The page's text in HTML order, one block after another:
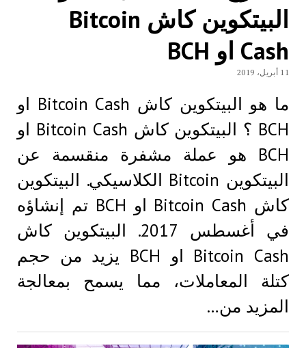
البيتكوين كاش Bitcoin
Cash او BCH
11 أبريل، 2019
ما هو البيتكوين كاش Bitcoin Cash او
BCH ؟ البيتكوين كاش Bitcoin Cash او
BCH هو عملة مشفرة منقسمة عن
البيتكوين Bitcoin الكلاسيكي. البيتكوين
كاش Bitcoin Cash او BCH تم إنشاؤه
في أغسطس 2017. البيتكوين كاش
Bitcoin Cash او BCH يزيد من حجم
كتلة المعاملات، مما يسمح بمعالجة
المزيد من…